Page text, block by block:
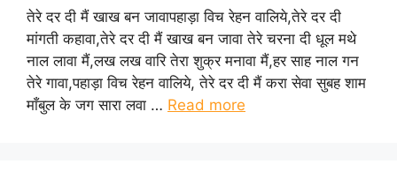
तेरे दर दी मैं खाख बन जावापहाड़ा विच रेहन वालिये,तेरे दर दी
मांगती कहावा,तेरे दर दी मैं खाख बन जावा तेरे चरना दी धूल मथे
नाल लावा मैं,लख लख वारि तेरा शुक्र मनावा मैं,हर साह नाल गन
तेरे गावा,पहाड़ा विच रेहन वालिये, तेरे दर दी मैं करा सेवा सुबह शाम
माँबुल के जग सारा लवा … Read more